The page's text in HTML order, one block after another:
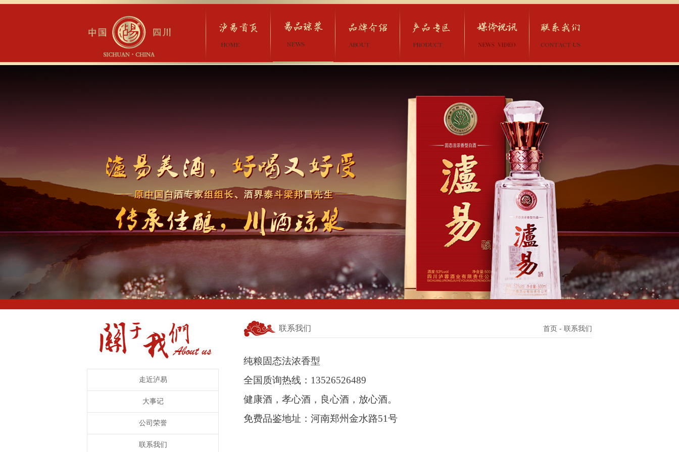
走近泸易
大事记
公司荣誉
联系我们
联系我们 首页 - 联系我们
纯粮固态法浓香型
全国质询热线：13526526489
健康酒，孝心酒，良心酒，放心酒。
免费品鉴地址： 河南郑州金水路51号